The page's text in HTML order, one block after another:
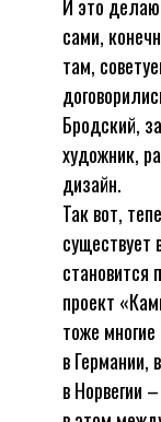
И это
сами,
там,
Бродский,
художник,
дизайн.
Так вот,
существует
становится
проект
тоже
в Германии,
в Норвегии